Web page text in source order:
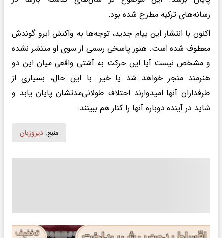
رسانه‌های ترکیه مطرح شده بود.
اکنون با انتشار این پیام جدید، توجه‌ها به واکنش ابرو گوندش
معطوف شده است. هنوز پاسخی رسمی از سوی او منتشر نشده
و مشخص نیست آیا این حرکت به آشتی واقعی میان این دو
هنرمند منجر خواهد شد یا خیر. با این حال، بسیاری از
طرفداران آنها امیدوارند اختلاف طولانی‌مدتشان پایان یابد و
شاید در آینده دوباره آنها را کنار هم ببینند.
منبع: دیروزبان